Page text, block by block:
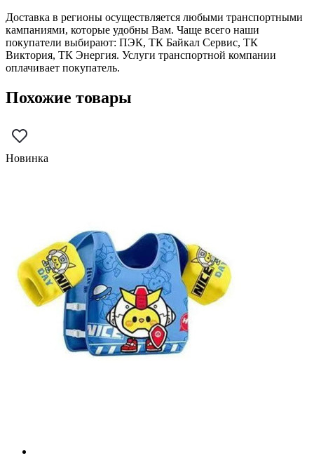
Доставка в регионы осуществляется любыми транспортными
кампаниями, которые удобны Вам. Чаще всего наши
покупатели выбирают: ПЭК, ТК Байкал Сервис, ТК
Виктория, ТК Энергия. Услуги транспортной компании
оплачивает покупатель.
Похожие товары
Новинка